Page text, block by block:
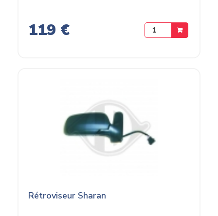
119 €
Rétroviseur Sharan